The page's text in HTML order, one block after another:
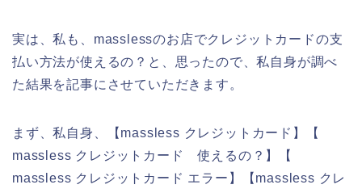
実は、私も、masslessのお店でクレジットカードの支
払い方法が使えるの？と、思ったので、私自身が調べ
た結果を記事にさせていただきます。
まず、私自身、【massless クレジットカード】【
massless クレジットカード 使えるの？】【
massless クレジットカード エラー】【massless クレ